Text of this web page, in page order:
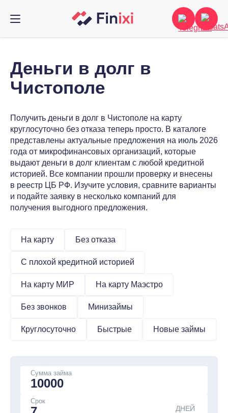
Деньги в долг в
Чистополе
Получить деньги в долг в Чистополе на карту
круглосуточно без отказа теперь просто. В каталоге
представлены актуальные предложения на июль 2026
года от микрофинансовых организаций, которые
выдают деньги в долг клиентам с любой кредитной
историей. Все компании прошли проверку и внесены
в реестр ЦБ РФ. Изучите условия, сравните варианты
и подайте заявку в несколько компаний для
получения выгодного предложения.
На карту Без отказа
С плохой кредитной историей
На карту МИР На карту Маэстро
Без звонков Минизаймы
Круглосуточно Быстрые Новые займы
Сумма займа
Срок
ДНЕЙ